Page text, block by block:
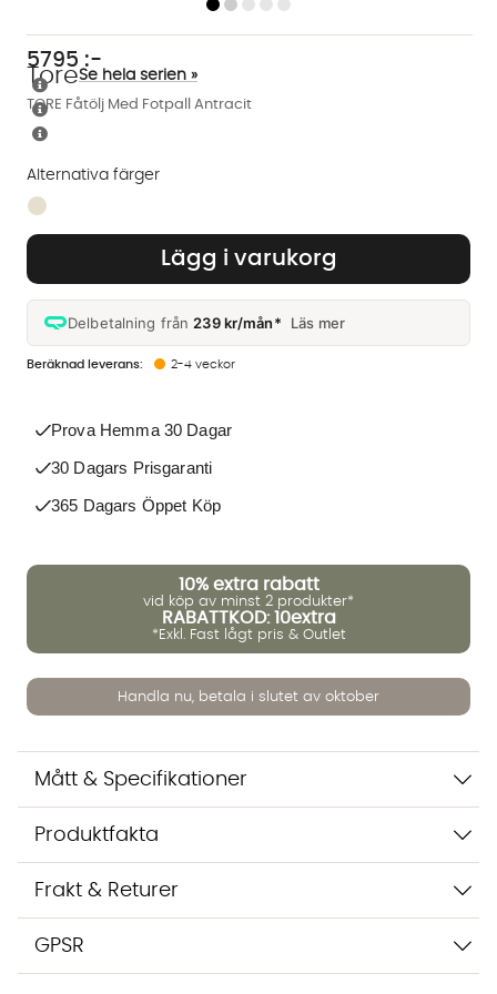
TORE Fåtölj Med Fotpall Antracit
ToreSe hela serien »
5795 :-
Lägg i varukorg
Delbetalning från 239 kr/mån* Läs mer
2-4 veckor
Alternativa färger
Finns även i dessa färger:
Prova Hemma 30 Dagar
30 Dagars Prisgaranti
365 Dagars Öppet Köp
10% extra rabatt
vid köp av minst 2 produkter*
RABATTKOD: 10extra
*Exkl. Fast lågt pris & Outlet
Handla nu, betala i slutet av oktober
Mått & Specifikationer
Produktfakta
Frakt & Returer
GPSR
Vi använder AI för att svara på dina frågor. Konversationen
integritetspolicy.